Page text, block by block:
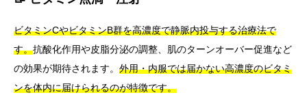
ビタミンCやビタミンB群を高濃度で静脈内投与する治療法で
す。抗酸化作用や皮脂分泌の調整、肌のターンオーバー促進など
の効果が期待されます。 外用・内服では届かない高濃度のビタミ
ンを体内に届けられるのが特徴です。